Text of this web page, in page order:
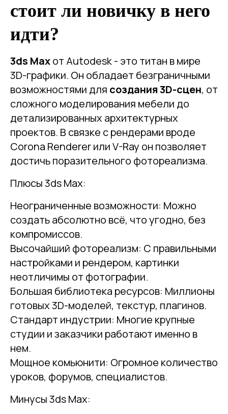
стоит ли новичку в него
идти?
3ds Maxот Autodesk - это титан в мире
3D-графики. Он обладает безграничными
возможностями для создания 3D-сцен, от
сложного моделирования мебели до
детализированных архитектурных
проектов. В связке с рендерами вроде
Corona Renderer или V-Ray он позволяет
достичь поразительного фотореализма.
Плюсы 3ds Max:
Неограниченные возможности: Можно
создать абсолютно всё, что угодно, без
компромиссов.
Высочайший фотореализм: С правильными
настройками и рендером, картинки
неотличимы от фотографии.
Большая библиотека ресурсов: Миллионы
готовых 3D-моделей, текстур, плагинов.
Стандарт индустрии: Многие крупные
студии и заказчики работают именно в
нем.
Мощное комьюнити: Огромное количество
уроков, форумов, специалистов.
Минусы 3ds Max: